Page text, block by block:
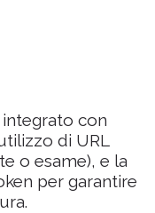
integrato con
di URL
o esame), e la
per garantire